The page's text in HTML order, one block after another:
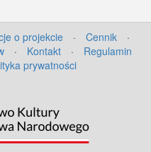
o projekcie · Cennik
·
· Kontakt ·
Regulamin
prywatności